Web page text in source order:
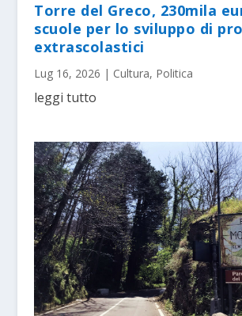
Torre del Greco, 230mila
scuole per lo sviluppo di
extrascolastici
Lug 16, 2026 | Cultura, Politica
leggi tutto